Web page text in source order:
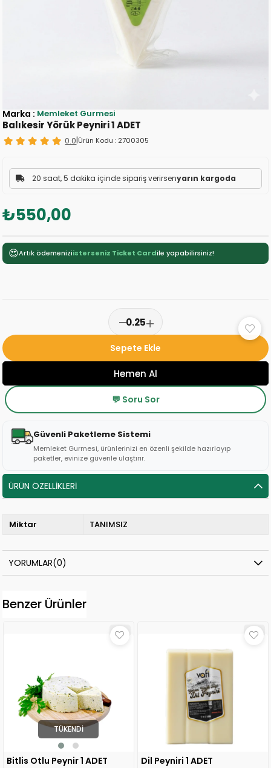
Balıkesir Yörük Peyniri 1 ADET
0.0|Ürün Kodu : 2700305
20 saat, 5 dakika içinde sipariş verirsenyarın kargoda
₺550,00
Marka : Memleket Gurmesi
😍Artık ödemeniziisterseniz Ticket Cardile yapabilirsiniz!
💬 Soru Sor
Güvenli Paketleme Sistemi
Memleket Gurmesi, ürünlerinizi en özenli şekilde hazırlayıp
paketler, evinize güvenle ulaştırır.
ÜRÜN ÖZELLIKLERI
Miktar TANIMSIZ
YORUMLAR(0)
Benzer Ürünler
TÜKENDI
Bitlis Otlu Peynir 1 ADET
Dil Peyniri 1 ADET